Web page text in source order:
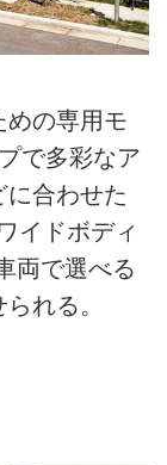
めの専用モ
で多彩なア
に合わせた
イドボディ
両で選べる
れる。